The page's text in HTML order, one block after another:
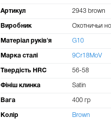
Артикул 2943 brown
Виробник Охотничьи
Матеріал руків'я G10
Марка сталі 9Cr18MoV
Твердість HRC 56-58
Фініш клинка Satin
Вага 400 гр
Колір Brown